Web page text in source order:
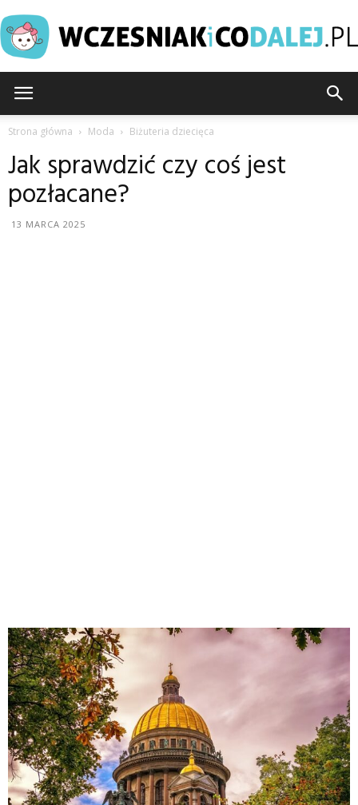
Strona główna Moda Biżuteria dziecięca
Jak sprawdzić czy coś jest
pozłacane?
13 MARCA 2025